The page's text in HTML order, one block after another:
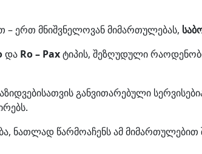
ერთ მნიშვნელოვან მიმართულებას,
და Ro – Paxტიპის, შეზღუდული
განვითარებული
ნათლად წარმოაჩენს ამ მიმართულებით